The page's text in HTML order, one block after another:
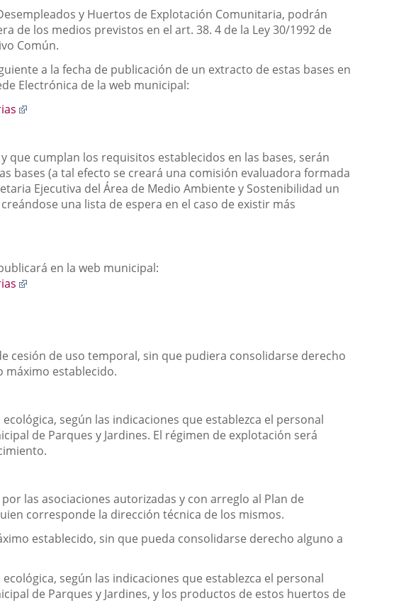
y Huertos de Explotación Comunitaria, podrán
de los medios previstos en el art. 38. 4 de la Ley 30/1992 de
Común.
a la fecha de publicación de un extracto de estas bases en
Electrónica de la web municipal:
aplicación
externa.
que cumplan los requisitos establecidos en las bases, serán
bases (a tal efecto se creará una comisión evaluadora formada
Ejecutiva del Área de Medio Ambiente y Sostenibilidad un
una lista de espera en el caso de existir más
en la web municipal:
cesión de uso temporal, sin que pudiera consolidarse derecho
máximo establecido.
según las indicaciones que establezca el personal
de Parques y Jardines. El régimen de explotación será
las asociaciones autorizadas y con arreglo al Plan de
corresponde la dirección técnica de los mismos.
establecido, sin que pueda consolidarse derecho alguno a
según las indicaciones que establezca el personal
de Parques y Jardines, y los productos de estos huertos de